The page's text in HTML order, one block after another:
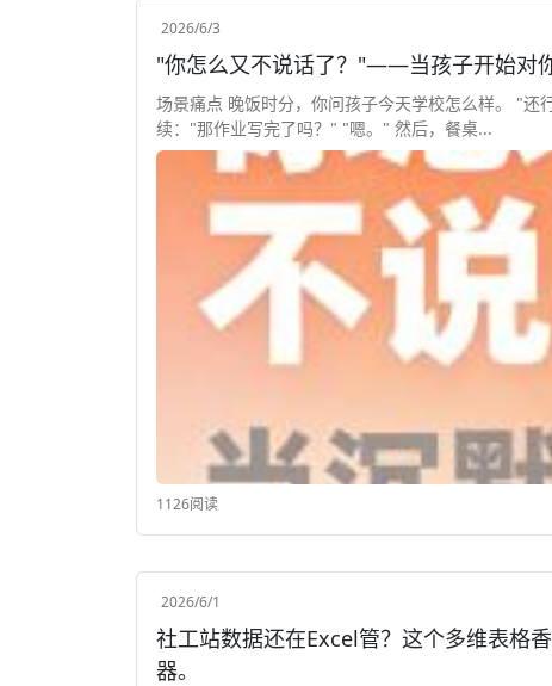
2026/6/3
"你怎么又不说话了？"——当孩子开始对
场景痛点 晚饭时分，你问孩子今天学校怎么样。 "
续："那作业写完了吗？" "嗯。" 然后，餐桌...
1126阅读
2026/6/1
社工站数据还在Excel管？这个多维表格
器。